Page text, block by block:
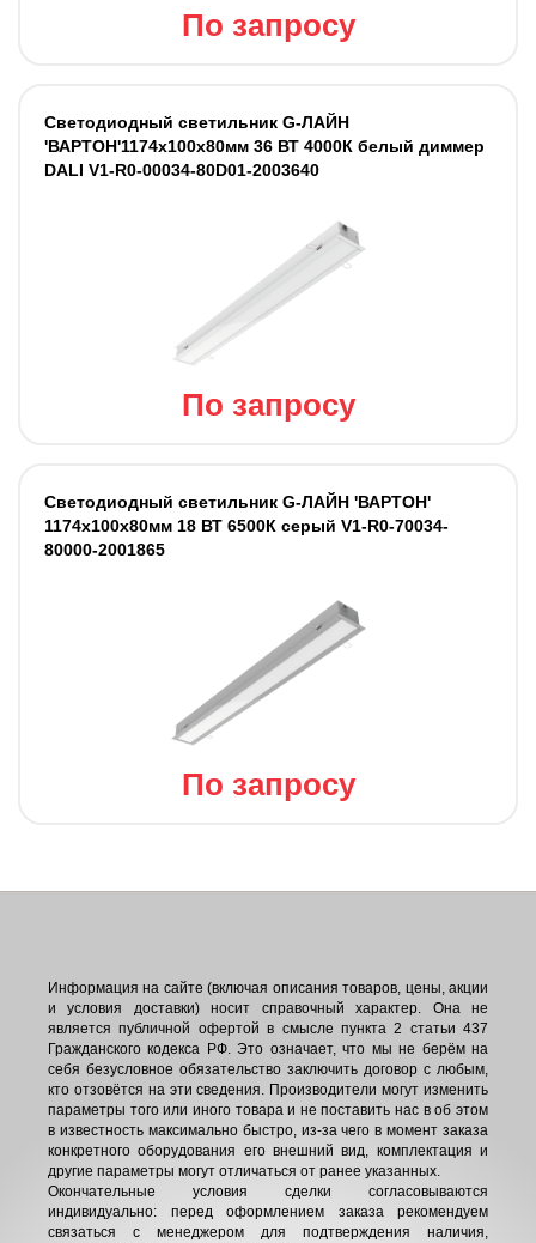
По запросу
Светодиодный светильник G-ЛАЙН
'ВАРТОН'1174х100х80мм 36 ВТ 4000К белый диммер
DALI V1-R0-00034-80D01-2003640
По запросу
Светодиодный светильник G-ЛАЙН 'ВАРТОН'
1174х100х80мм 18 ВТ 6500К серый V1-R0-70034-
80000-2001865
По запросу
Информация на сайте (включая описания товаров, цены, акции
и условия доставки) носит справочный характер. Она не
является публичной офертой в смысле пункта 2 статьи 437
Гражданского кодекса РФ. Это означает, что мы не берём на
себя безусловное обязательство заключить договор с любым,
кто отзовётся на эти сведения. Производители могут изменить
параметры того или иного товара и не поставить нас в об этом
в известность максимально быстро, из-за чего в момент заказа
конкретного оборудования его внешний вид, комплектация и
другие параметры могут отличаться от ранее указанных.
Окончательные условия сделки согласовываются
индивидуально: перед оформлением заказа рекомендуем
связаться с менеджером для подтверждения наличия,